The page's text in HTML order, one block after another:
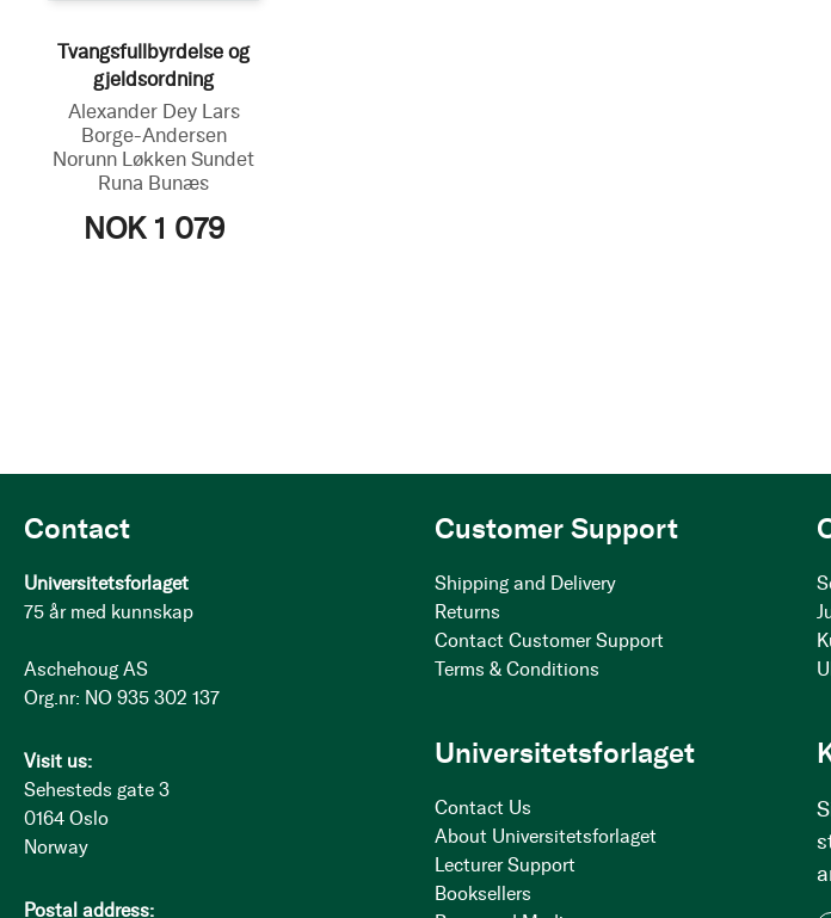
Tvangsfullbyrdelse og
gjeldsordning
Alexander Dey Lars
Borge-Andersen
Norunn Løkken Sundet
Runa Bunæs
NOK 1 079
Contact
Universitetsforlaget
75 år med kunnskap
Aschehoug AS
Org.nr: NO 935 302 137
Visit us:
Sehesteds gate 3
0164 Oslo
Norway
Postal address:
Customer Support
Shipping and Delivery
Returns
Contact Customer Support
Terms & Conditions
Universitetsforlaget
Contact Us
About Universitetsforlaget
Lecturer Support
Booksellers